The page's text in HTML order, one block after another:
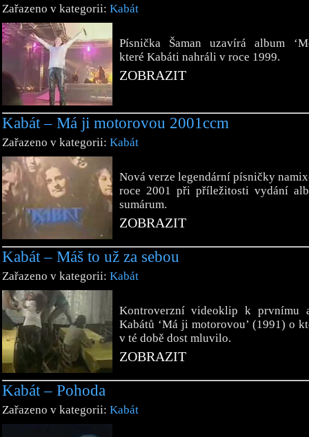
Zařazeno v kategorii: Kabát
Písnička Šaman uzavírá album
které Kabáti nahráli v roce 1999.
ZOBRAZIT
Kabát – Má ji motorovou 2001ccm
Zařazeno v kategorii: Kabát
Nová verze legendární písničky
roce 2001 při příležitosti vydání
sumárum.
ZOBRAZIT
Kabát – Máš to už za sebou
Zařazeno v kategorii: Kabát
Kontroverzní videoklip k prvnímu
Kabátů ‘Má ji motorovou’ (1991) o
v té době dost mluvilo.
ZOBRAZIT
Kabát – Pohoda
Zařazeno v kategorii: Kabát